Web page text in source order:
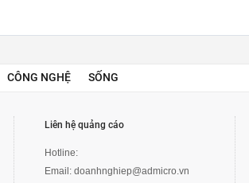
CÔNG NGHỆ SỐNG
Liên hệ quảng cáo
Hotline:
Email: doanhnghiep@admicro.vn